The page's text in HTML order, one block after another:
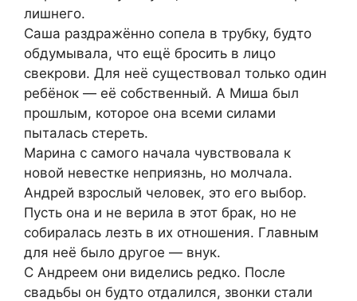
лишнего.
Саша раздражённо сопела в трубку, будто
обдумывала, что ещё бросить в лицо
свекрови. Для неё существовал только один
ребёнок — её собственный. А Миша был
прошлым, которое она всеми силами
пыталась стереть.
Марина с самого начала чувствовала к
новой невестке неприязнь, но молчала.
Андрей взрослый человек, это его выбор.
Пусть она и не верила в этот брак, но не
собиралась лезть в их отношения. Главным
для неё было другое — внук.
С Андреем они виделись редко. После
свадьбы он будто отдалился, звонки стали